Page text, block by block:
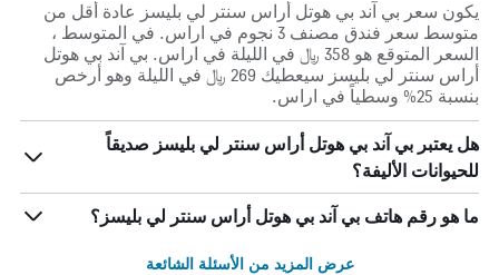
يكون سعر بي آند بي هوتل أراس سنتر لي بليسز عادة أقل من
متوسط ​​سعر فندق مصنف 3 نجوم في اراس. في المتوسط ،
السعر المتوقع هو 358 ﷼ في الليلة في اراس. بي آند بي هوتل
أراس سنتر لي بليسز سيعطيك 269 ﷼ في الليلة وهو أرخص
بنسبة 25% وسطياً في اراس.
هل يعتبر بي آند بي هوتل أراس سنتر لي بليسز صديقاً
للحيوانات الأليفة؟
ما هو رقم هاتف بي آند بي هوتل أراس سنتر لي بليسز؟
عرض المزيد من الأسئلة الشائعة